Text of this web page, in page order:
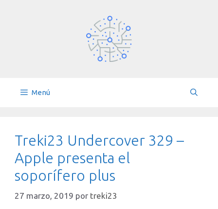
Menú
Treki23 Undercover 329 –
Apple presenta el
soporífero plus
27 marzo, 2019 por treki23